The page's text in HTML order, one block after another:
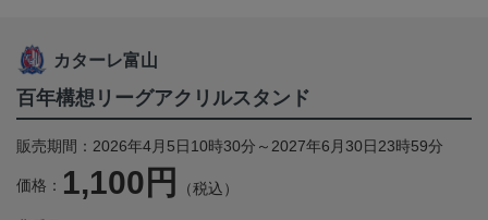
カターレ富山
百年構想リーグアクリルスタンド
販売期間：2026年4月5日10時30分～2027年6月30日23時59分
価格： 1,100円 （税込）